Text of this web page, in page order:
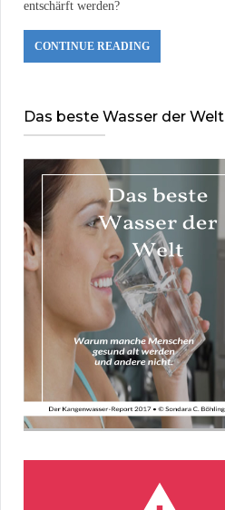
entschärft werden?
CONTINUE READING
Das beste Wasser der Welt